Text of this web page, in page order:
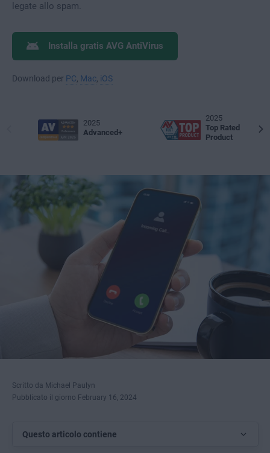
legate allo spam.
Installa gratis AVG AntiVirus
Download per PC Mac iOS
2025
Advanced+
2025
Top Rated
Product
Scritto da Michael Paulyn
Pubblicato il giorno February 16, 2024
Questo articolo contiene